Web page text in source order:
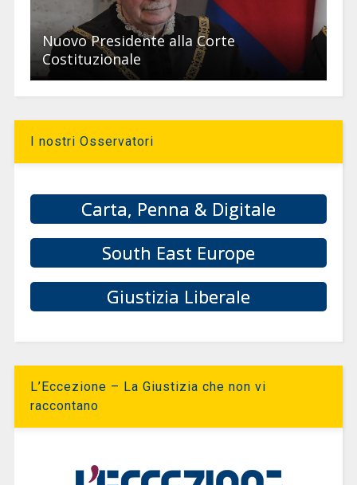
Nuovo Presidente alla Corte
Costituzionale
I nostri Osservatori
Carta, Penna & Digitale
South East Europe
Giustizia Liberale
L’Eccezione – La Giustizia che non vi
raccontano